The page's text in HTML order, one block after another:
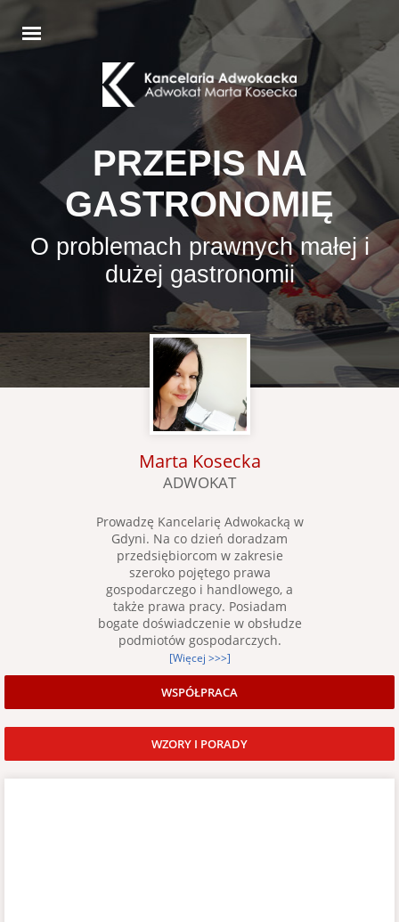
PRZEPIS NA
GASTRONOMIĘ
O problemach prawnych małej i
dużej gastronomii
Marta Kosecka
ADWOKAT
Prowadzę Kancelarię Adwokacką w
Gdyni. Na co dzień doradzam
przedsiębiorcom w zakresie
szeroko pojętego prawa
gospodarczego i handlowego, a
także prawa pracy. Posiadam
bogate doświadczenie w obsłudze
podmiotów gospodarczych.
[Więcej >>>]
WSPÓŁPRACA
WZORY I PORADY